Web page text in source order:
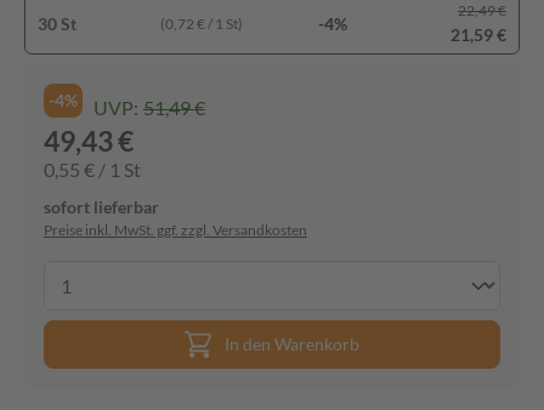
30 St (0,72 € / 1 St) -4%
22,49 €
21,59 €
-4% UVP: 51,49 €
49,43 €
0,55 € / 1 St
sofort lieferbar
Preise inkl. MwSt. ggf. zzgl. Versandkosten
In den Warenkorb